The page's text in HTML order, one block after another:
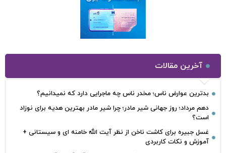
آخرین مقالات
بدترین عوارض ناس؛ مخدر ناس چه ماجرایی دارد که نمیدانیم؟
دهم مرداد؛ روز جهانی شیر مادر؛ چرا شیر مادر بهترین هدیه برای نوزاد
است؟
غسل جبیره برای کاشت ناخن از نظر آیت الله خامنه ای و سیستانی +
آموزش و نکات کاربردی